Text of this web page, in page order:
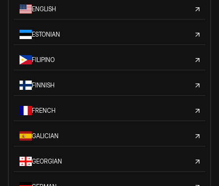
ENGLISH
ESTONIAN
FILIPINO
FINNISH
FRENCH
GALICIAN
GEORGIAN